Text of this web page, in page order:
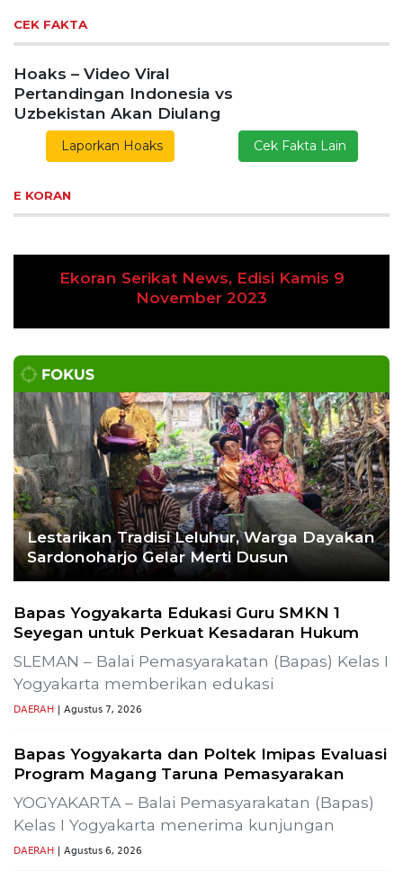
CEK FAKTA
Hoaks – Video Viral
Pertandingan Indonesia vs
Uzbekistan Akan Diulang
Laporkan Hoaks Cek Fakta Lain
E KORAN
Ekoran Serikat News, Edisi Kamis 9
November 2023
Lestarikan Tradisi Leluhur, Warga Dayakan
Sardonoharjo Gelar Merti Dusun
Bapas Yogyakarta Edukasi Guru SMKN 1
Seyegan untuk Perkuat Kesadaran Hukum
SLEMAN – Balai Pemasyarakatan (Bapas) Kelas I
Yogyakarta memberikan edukasi
DAERAH | Agustus 7, 2026
Bapas Yogyakarta dan Poltek Imipas Evaluasi
Program Magang Taruna Pemasyarakan
YOGYAKARTA – Balai Pemasyarakatan (Bapas)
Kelas I Yogyakarta menerima kunjungan
DAERAH | Agustus 6, 2026